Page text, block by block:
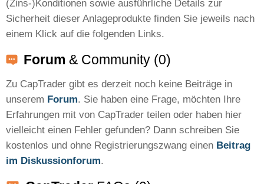
(Zins-)Konditionen sowie ausführliche Details zur
Sicherheit dieser Anlageprodukte finden Sie jeweils nach
einem Klick auf die folgenden Links.
Forum & Community (0)
Zu CapTrader gibt es derzeit noch keine Beiträge in
unserem Forum. Sie haben eine Frage, möchten Ihre
Erfahrungen mit von CapTrader teilen oder haben hier
vielleicht einen Fehler gefunden? Dann schreiben Sie
kostenlos und ohne Registrierungszwang einen Beitrag
im Diskussionforum.